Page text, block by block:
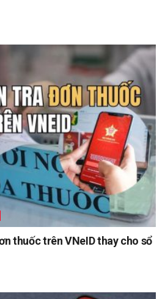
thuốc trên VNeID thay cho sổ